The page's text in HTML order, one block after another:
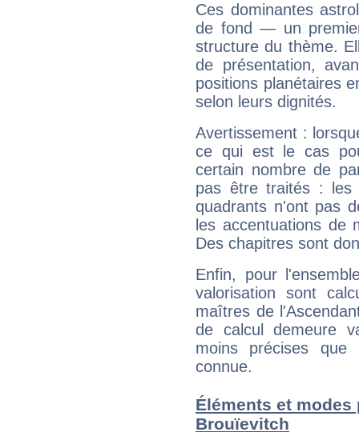
Ces dominantes
de fond — un
structure du thème.
de présentation,
positions planétaires
selon leurs dignités.
Avertissement :
ce qui est le cas
certain nombre de
pas être traités : les
quadrants n'ont pas
les accentuations de
Des chapitres sont
Enfin, pour
valorisation sont
maîtres de
de calcul demeure
moins précises que
connue.
Éléments et
Brouïevitch